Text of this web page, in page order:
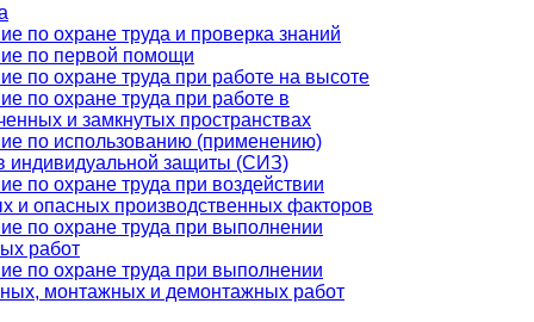
по охране труда и проверка знаний
по первой помощи
по охране труда при работе на высоте
по охране труда при работе в
и замкнутых пространствах
по использованию (применению)
индивидуальной защиты (СИЗ)
по охране труда при воздействии
и опасных производственных факторов
по охране труда при выполнении
работ
по охране труда при выполнении
монтажных и демонтажных работ